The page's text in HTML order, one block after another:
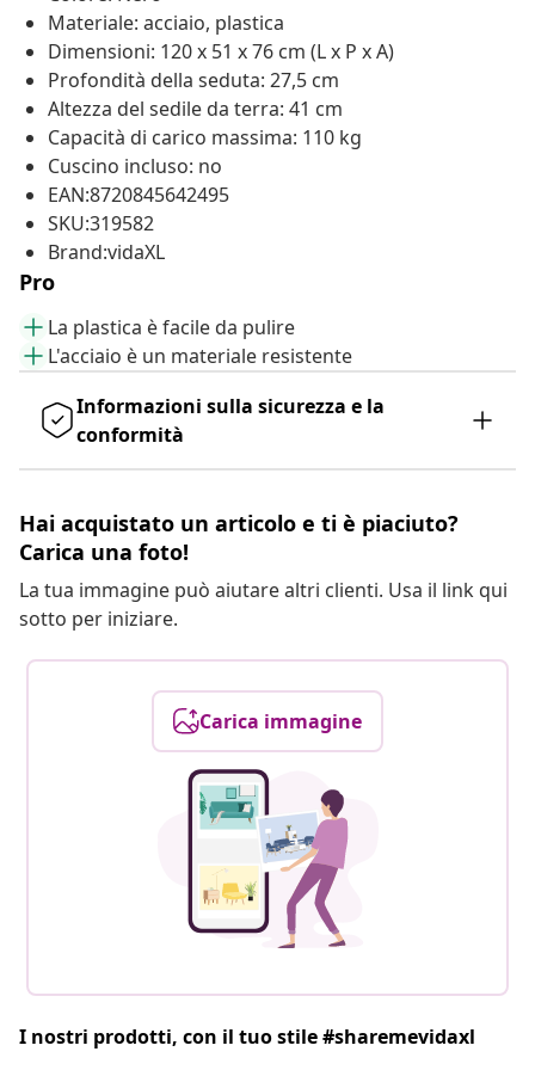
Materiale: acciaio, plastica
Dimensioni: 120 x 51 x 76 cm (L x P x A)
Profondità della seduta: 27,5 cm
Altezza del sedile da terra: 41 cm
Capacità di carico massima: 110 kg
Cuscino incluso: no
EAN:8720845642495
SKU:319582
Brand:vidaXL
Pro
La plastica è facile da pulire
L'acciaio è un materiale resistente
Informazioni sulla sicurezza e la
conformità
Hai acquistato un articolo e ti è piaciuto?
Carica una foto!
La tua immagine può aiutare altri clienti. Usa il link qui
sotto per iniziare.
Carica immagine
I nostri prodotti, con il tuo stile #sharemevidaxl